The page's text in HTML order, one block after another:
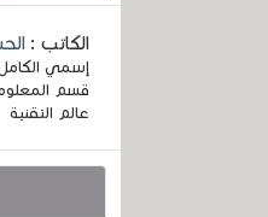
الكاتب :
قسم
عالم التقنية